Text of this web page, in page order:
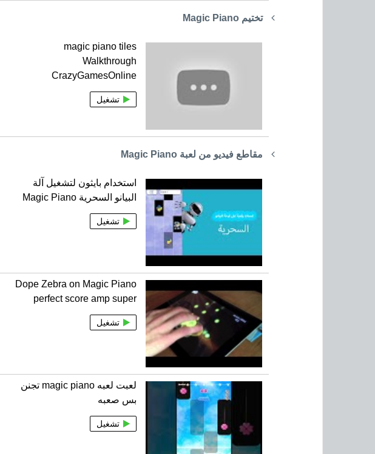
تختيم Magic Piano
magic piano tiles
Walkthrough
CrazyGamesOnline
تشغيل
مقاطع فيديو من لعبة Magic Piano
استخدام بايثون لتشغيل آلة
البيانو السحرية Magic Piano
تشغيل
Dope Zebra on Magic Piano
perfect score amp super
تشغيل
لعبت لعبه magic piano تجنن
بس صعبه
تشغيل